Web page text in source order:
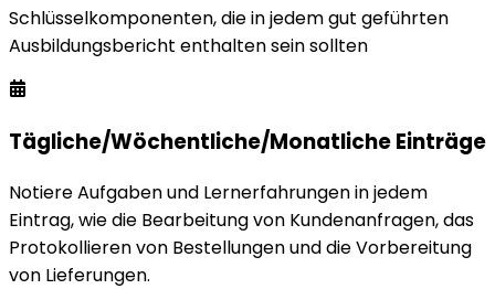
Schlüsselkomponenten, die in jedem gut geführten
Ausbildungsbericht enthalten sein sollten
Tägliche/Wöchentliche/Monatliche Einträge
Notiere Aufgaben und Lernerfahrungen in jedem
Eintrag, wie die Bearbeitung von Kundenanfragen, das
Protokollieren von Bestellungen und die Vorbereitung
von Lieferungen.